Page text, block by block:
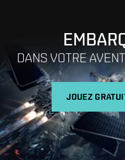
DANS VOTRE
JOUEZ